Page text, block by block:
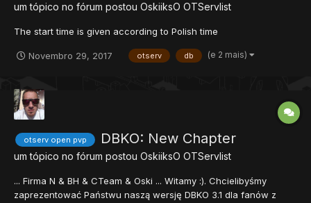
um tópico no fórum postou OskiiksO OTServlist
The start time is given according to Polish time
Novembro 29, 2017 otserv db (e 2 mais)
otserv open pvp DBKO: New Chapter
um tópico no fórum postou OskiiksO OTServlist
... Firma N & BH & CTeam & Oski ... Witamy :). Chcielibyśmy
zaprezentować Państwu naszą wersję DBKO 3.1 dla fanów z